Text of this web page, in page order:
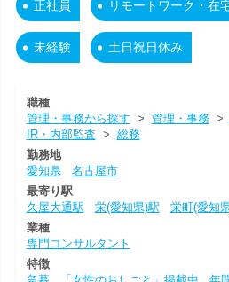
正社員 リモートワーク・在
未経験 土日祝日休み
職種
管理・事務から探す > 管理・事務>
IR・内部監査 > 総務
勤務地
愛知県
名古屋市
最寄り駅
久屋大通駅
栄(愛知県)駅
栄町(愛知
業種
専門コンサルタント
特徴